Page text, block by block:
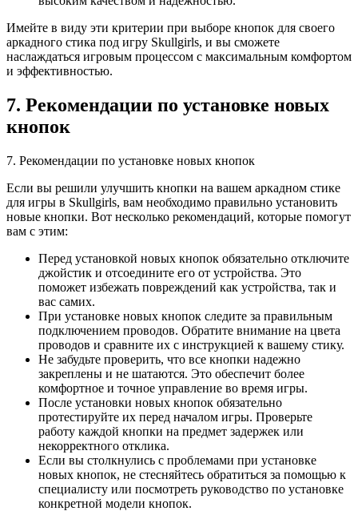
Имейте в виду эти критерии при выборе кнопок для своего
аркадного стика под игру Skullgirls, и вы сможете
наслаждаться игровым процессом с максимальным комфортом
и эффективностью.
7. Рекомендации по установке новых
кнопок
7. Рекомендации по установке новых кнопок
Если вы решили улучшить кнопки на вашем аркадном стике
для игры в Skullgirls, вам необходимо правильно установить
новые кнопки. Вот несколько рекомендаций, которые помогут
вам с этим:
Перед установкой новых кнопок обязательно отключите
джойстик и отсоедините его от устройства. Это
поможет избежать повреждений как устройства, так и
вас самих.
При установке новых кнопок следите за правильным
подключением проводов. Обратите внимание на цвета
проводов и сравните их с инструкцией к вашему стику.
Не забудьте проверить, что все кнопки надежно
закреплены и не шатаются. Это обеспечит более
комфортное и точное управление во время игры.
После установки новых кнопок обязательно
протестируйте их перед началом игры. Проверьте
работу каждой кнопки на предмет задержек или
некорректного отклика.
Если вы столкнулись с проблемами при установке
новых кнопок, не стесняйтесь обратиться за помощью к
специалисту или посмотреть руководство по установке
конкретной модели кнопок.